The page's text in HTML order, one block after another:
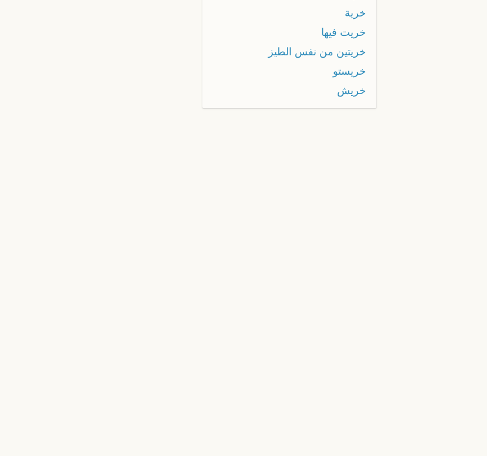
خرية
خريت فيها
خريتين من نفس الطيز
خريستو
خريش